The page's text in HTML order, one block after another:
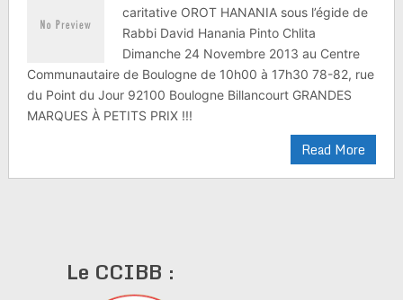
caritative OROT HANANIA sous l’égide de
Rabbi David Hanania Pinto Chlita
Dimanche 24 Novembre 2013 au Centre
Communautaire de Boulogne de 10h00 à 17h30 78-82, rue
du Point du Jour 92100 Boulogne Billancourt GRANDES
MARQUES À PETITS PRIX !!!
Read More
Le CCIBB :